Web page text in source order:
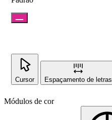
Cursor Espaçamento de letras
Módulos de cor